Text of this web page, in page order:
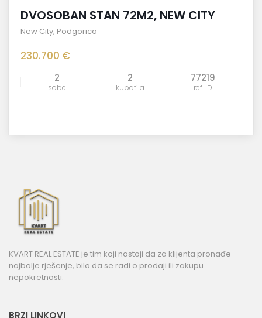
DVOSOBAN STAN 72M2, NEW CITY
New City, Podgorica
230.700 €
2
sobe
2
kupatila
77219
ref. ID
KVART REAL ESTATE je tim koji nastoji da za klijenta pronađe
najbolje rješenje, bilo da se radi o prodaji ili zakupu
nepokretnosti.
BRZI LINKOVI